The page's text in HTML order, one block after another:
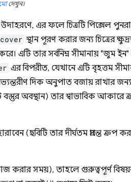
দেখুন।
এর ফলে চিত্রটি পিক্সেল
স্থান পূরণ করার জন্য চিত্রের
এটি তার সর্বনিম্ন সীমানায় "জুম
এর বিপরীত, যেখানে এটি বৃহত্তম
দিক অনুপাত বজায় রাখার জন্য
বস্তুর অবস্থান) তার স্বাভাবিক আকারে
(ছবিটি তার দীর্ঘতম প্রান্তে ক্রপ
করার সময়), তাহলে গুরুত্বপূর্ণ